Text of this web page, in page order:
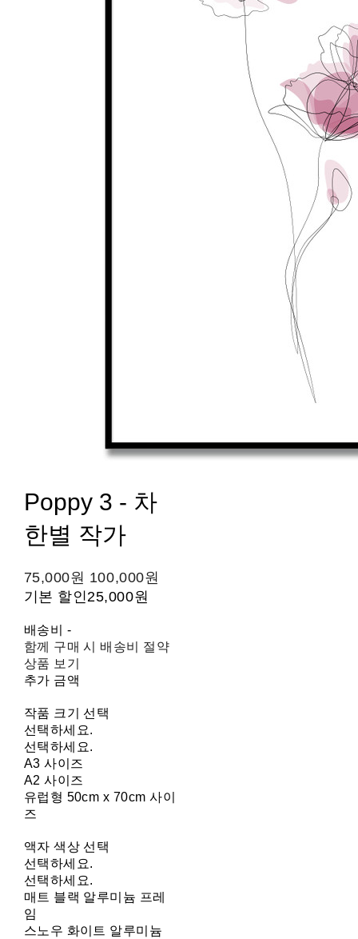
Poppy 3 - 차
한별 작가
75,000원 100,000원
기본 할인25,000원
배송비 -
함께 구매 시 배송비 절약
상품 보기
추가 금액
작품 크기 선택
선택하세요.
선택하세요.
A3 사이즈
A2 사이즈
유럽형 50cm x 70cm 사이
즈
액자 색상 선택
선택하세요.
선택하세요.
매트 블랙 알루미늄 프레
임
스노우 화이트 알루미늄